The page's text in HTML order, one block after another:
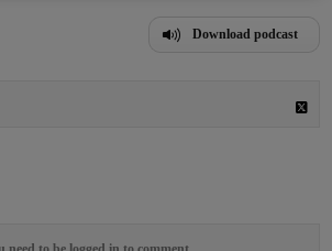
Download podcast